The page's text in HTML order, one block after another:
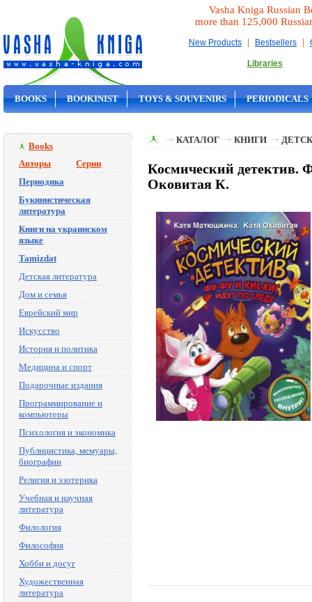
Vasha Kniga Russian
more than 125,000
New Products | Bestsellers |
Libraries
BOOKS BOOKINIST TOYS & SOUVENIRS PERIODICALS
Books
Авторы
Серии
Периодика
Букинистическая
литература
Книги на украинском
языке
Tamizdat
Детская литература
Дом и семья
Еврейский мир
Искусство
История и политика
Медицина и спорт
Подарочные издания
Программирование и
компьютеры
Психология и экономика
Публицистика, мемуары,
биографии
Религия и эзотерика
Учебная и научная
литература
Филология
Философия
Хобби и досуг
Художественная
литература
КАТАЛОГ КНИГИ
Космический
Оковитая К.